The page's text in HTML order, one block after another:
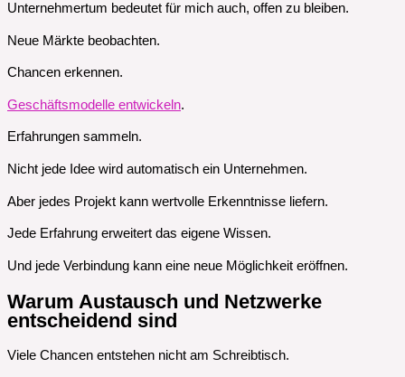
Unternehmertum bedeutet für mich auch, offen zu bleiben.
Neue Märkte beobachten.
Chancen erkennen.
Geschäftsmodelle entwickeln.
Erfahrungen sammeln.
Nicht jede Idee wird automatisch ein Unternehmen.
Aber jedes Projekt kann wertvolle Erkenntnisse liefern.
Jede Erfahrung erweitert das eigene Wissen.
Und jede Verbindung kann eine neue Möglichkeit eröffnen.
Warum Austausch und Netzwerke
entscheidend sind
Viele Chancen entstehen nicht am Schreibtisch.